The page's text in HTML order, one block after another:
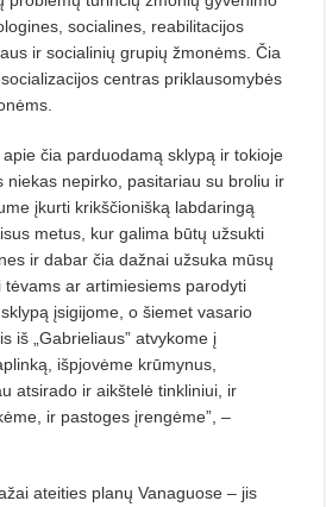
socialines, reabilitacijos
ir socialinių grupių žmonėms. Čia
centras priklausomybės
apie čia parduodamą sklypą ir tokioje
niekas nepirko, pasitariau su broliu ir
įkurti krikščionišką labdaringą
metus, kur galima būtų užsukti
ir dabar čia dažnai užsuka mūsų
ar artimiesiems parodyti
įsigijome, o šiemet vasario
iš „Gabrieliaus” atvykome į
išpjovėme krūmynus,
atsirado ir aikštelė tinkliniui, ir
ir pastoges įrengėme”, –
ateities planų Vanaguose – jis